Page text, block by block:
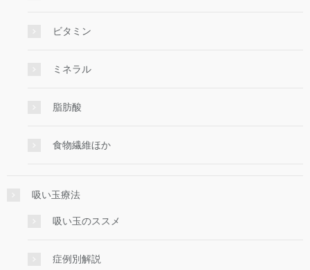
ビタミン
ミネラル
脂肪酸
食物繊維ほか
吸い玉療法
吸い玉のススメ
症例別解説